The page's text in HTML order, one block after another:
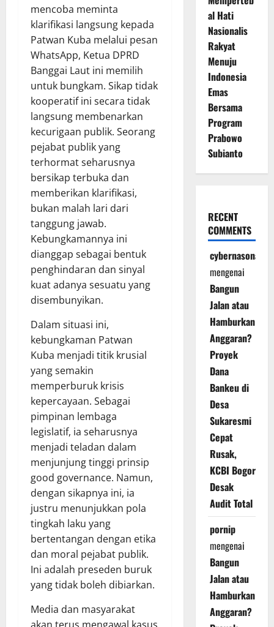
mencoba meminta
klarifikasi langsung kepada
Patwan Kuba melalui pesan
WhatsApp, Ketua DPRD
Banggai Laut ini memilih
untuk bungkam. Sikap tidak
kooperatif ini secara tidak
langsung membenarkan
kecurigaan publik. Seorang
pejabat publik yang
terhormat seharusnya
bersikap terbuka dan
memberikan klarifikasi,
bukan malah lari dari
tanggung jawab.
Kebungkamannya ini
dianggap sebagai bentuk
penghindaran dan sinyal
kuat adanya sesuatu yang
disembunyikan.
Dalam situasi ini,
kebungkaman Patwan
Kuba menjadi titik krusial
yang semakin
memperburuk krisis
kepercayaan. Sebagai
pimpinan lembaga
legislatif, ia seharusnya
menjadi teladan dalam
menjunjung tinggi prinsip
good governance. Namun,
dengan sikapnya ini, ia
justru menunjukkan pola
tingkah laku yang
bertentangan dengan etika
dan moral pejabat publik.
Ini adalah preseden buruk
yang tidak boleh dibiarkan.
Media dan masyarakat
al Hati
Nasionalis
Rakyat
Menuju
Indonesia
Emas
Bersama
Program
Prabowo
Subianto
RECENT
COMMENTS
cybernasonal
mengenai
Bangun
Jalan atau
Hamburkan
Anggaran?
Proyek
Dana
Bankeu di
Desa
Sukaresmi
Cepat
Rusak,
KCBI Bogor
Desak
Audit Total
pornip
mengenai
Bangun
Jalan atau
Hamburkan
Anggaran?